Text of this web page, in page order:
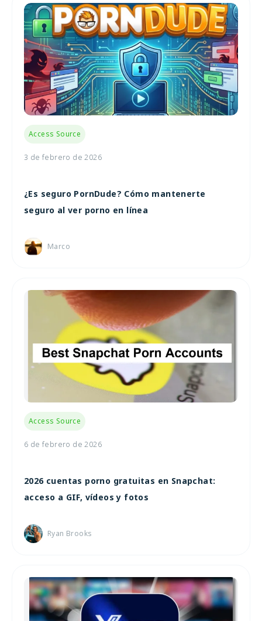
Access Source
3 de febrero de 2026
¿Es seguro PornDude? Cómo mantenerte
seguro al ver porno en línea
Marco
Access Source
6 de febrero de 2026
2026 cuentas porno gratuitas en Snapchat:
acceso a GIF, vídeos y fotos
Ryan Brooks